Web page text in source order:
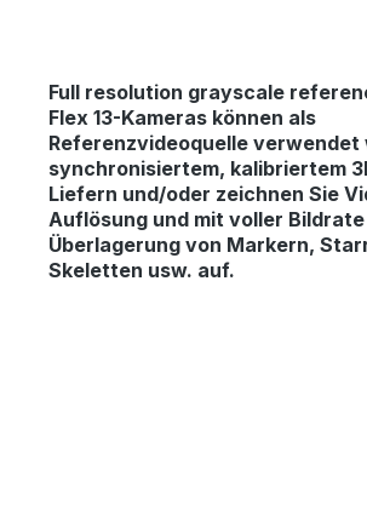
Full resolution grayscale
Flex 13-Kameras können als
Referenzvideoquelle verwendet
synchronisiertem, kalibriertem
Liefern und/oder zeichnen Sie
Auflösung und mit voller
Überlagerung von Markern,
Skeletten usw. auf.